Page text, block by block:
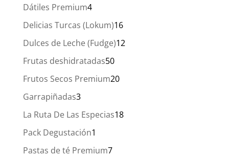
Dátiles Premium44
productos
Delicias Turcas (Lokum)1616
productos
Dulces de Leche (Fudge)1212
Frutas deshidratadas5050
productos
Frutos Secos Premium2020
Garrapiñadas33
productos
La Ruta De Las Especias1818
Pack Degustación1
producto
Pastas de té Premium77